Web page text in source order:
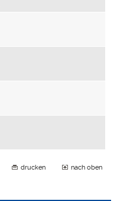
drucken nach oben